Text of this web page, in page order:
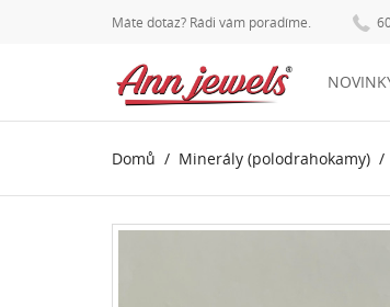
Máte dotaz? Rádi vám poradíme.
Domů Minerály (polodrahokamy)